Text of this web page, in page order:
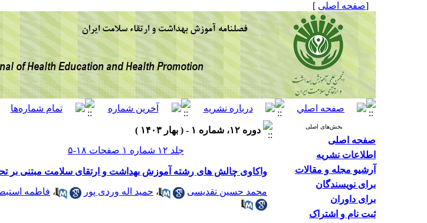
[صفحه اصلی ]
بخش‌های اصلی
صفحه اصلی
اطلاعات نشریه
آرشیو مجله و مقالات
برای نویسندگان
برای داوران
ثبت نام و اشتراک
دوره ۱۲، شماره ۱ - ( بهار ۱۴۰۳ )
جلد ۱۲ شماره ۱ صفحات ۱۸-۵
واکاوی چالش های رشته آموزش بهداشت و ارتقای سلامت مبتنی بر
محمد حسین تقدیسی ، حمید اله وردی پور ، فاطمه